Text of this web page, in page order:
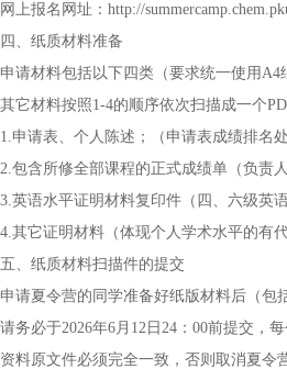
网上报名网址：http://
四、纸质材料准备
申请材料包括以下四类（要求统一使用
其它材料按照1-4的顺序依次扫描成一个
1.申请表、个人陈述；（申请表成绩排名
2.包含所修全部课程的正式成绩单（负责
3.英语水平证明材料复印件（四、六级英
4.其它证明材料（体现个人学术水平的有
五、纸质材料扫描件的提交
申请夏令营的同学准备好纸版材料后（包
请务必于2026年6月12日24：00前提交，
资料原文件必须完全一致，否则取消夏令